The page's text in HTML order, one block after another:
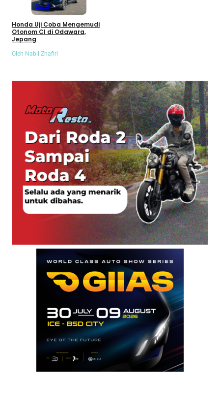
Mobil
Honda Uji Coba Mengemudi
Otonom CI di Odawara,
Jepang
Oleh Nabil Zhafiri